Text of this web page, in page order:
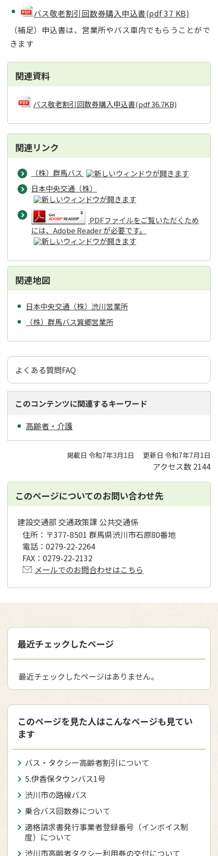
バス敬老割引回数券購入申込書(pdf 37 KB)
（補足）申込書は、営業所やバス車内でもらうことがで
きます
関連資料
バス敬老割引回数券購入申込書(pdf 36.7KB)
関連リンク
（株）群馬バス
日本中央交通（株）
PDFファイルをご覧いただくため
には、Adobe Reader が必要です。
関連地図
日本中央交通（株）渋川営業所
（株）群馬バス箕郷営業所
よくある質問FAQ
このコンテンツに関連するキーワード
高齢者・介護
掲載日 令和7年3月1日 更新日 令和7年7月1日
アクセス数 2144
このページについてのお問い合わせ先
建設交通部 交通政策課 公共交通係
住所： 〒377-8501 群馬県渋川市石原80番地
電話： 0279-22-2264
FAX： 0279-22-2132
メールでのお問合わせはこちら
最近チェックしたページ
最近チェックしたページはありません。
このページを見た人はこんなページも見てい
ます
バス・タクシー高齢者割引について
5.伊香保タウンバス1号
渋川市の路線バス
乗合バス回数券について
適格請求書発行事業者登録番号（インボイス制
度）について
渋川市高齢者タクシー利用券の交付について